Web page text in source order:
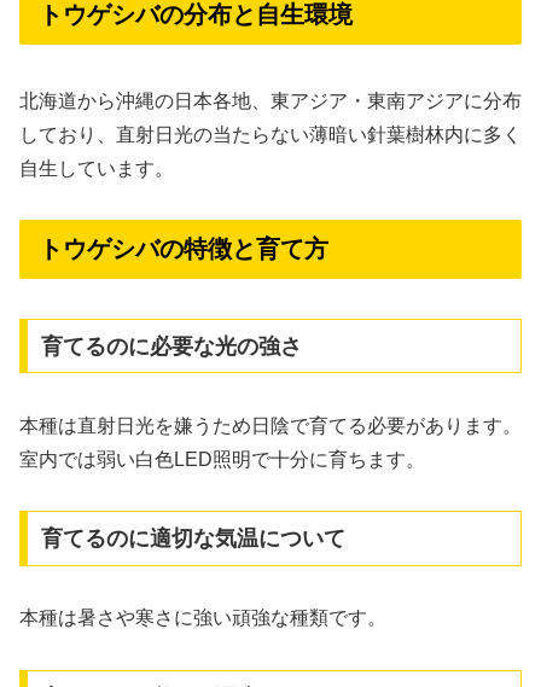
トウゲシバの分布と自生環境
北海道から沖縄の日本各地、東アジア・東南アジアに分布
しており、直射日光の当たらない薄暗い針葉樹林内に多く
自生しています。
トウゲシバの特徴と育て方
育てるのに必要な光の強さ
本種は直射日光を嫌うため日陰で育てる必要があります。
室内では弱い白色LED照明で十分に育ちます。
育てるのに適切な気温について
本種は暑さや寒さに強い頑強な種類です。